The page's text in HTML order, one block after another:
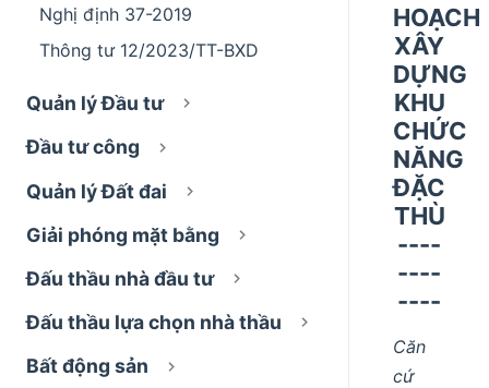
Nghị định 37-2019
Thông tư 12/2023/TT-BXD
Quản lý Đầu tư
Đầu tư công
Quản lý Đất đai
Giải phóng mặt bằng
Đấu thầu nhà đầu tư
Đấu thầu lựa chọn nhà thầu
Bất động sản
HOẠCH
XÂY
DỰNG
KHU
CHỨC
NĂNG
ĐẶC
THÙ
----
----
----
Căn
cứ